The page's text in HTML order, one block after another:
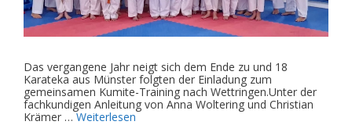
Das vergangene Jahr neigt sich dem Ende zu und 18
Karateka aus Münster folgten der Einladung zum
gemeinsamen Kumite-Training nach Wettringen.Unter der
fachkundigen Anleitung von Anna Woltering und Christian
Krämer …Weiterlesen